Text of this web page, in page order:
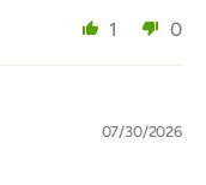
1 0
07/30/2026